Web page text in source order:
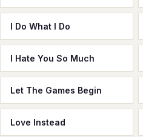
I Do What I Do
I Hate You So Much
Let The Games Begin
Love Instead